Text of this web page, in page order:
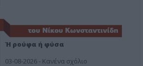
Ή ρούφα ή φύσα
03-08-2026 - Κανένα σχόλιο